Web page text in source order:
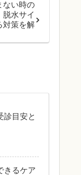
ない時の
脱水サイ
対策を解
診目安と
きるケア